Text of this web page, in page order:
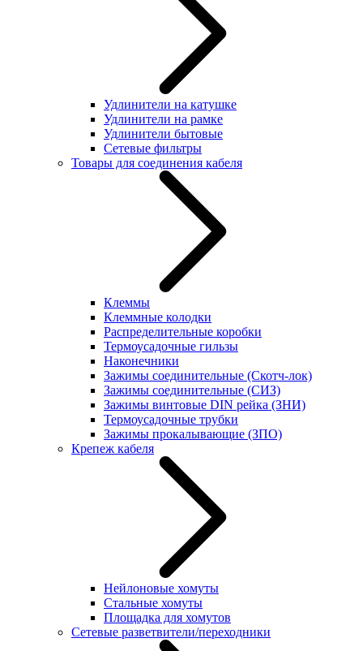
Удлинители на катушке
Удлинители на рамке
Удлинители бытовые
Сетевые фильтры
Товары для соединения кабеля
Клеммы
Клеммные колодки
Распределительные коробки
Термоусадочные гильзы
Наконечники
Зажимы соединительные (Скотч-лок)
Зажимы соединительные (СИЗ)
Зажимы винтовые DIN рейка (ЗНИ)
Термоусадочные трубки
Зажимы прокалывающие (ЗПО)
Крепеж кабеля
Нейлоновые хомуты
Стальные хомуты
Площадка для хомутов
Сетевые разветвители/переходники